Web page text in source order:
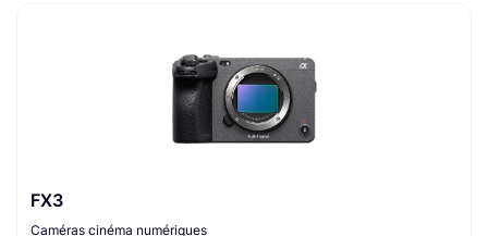
FX3
Caméras cinéma numériques